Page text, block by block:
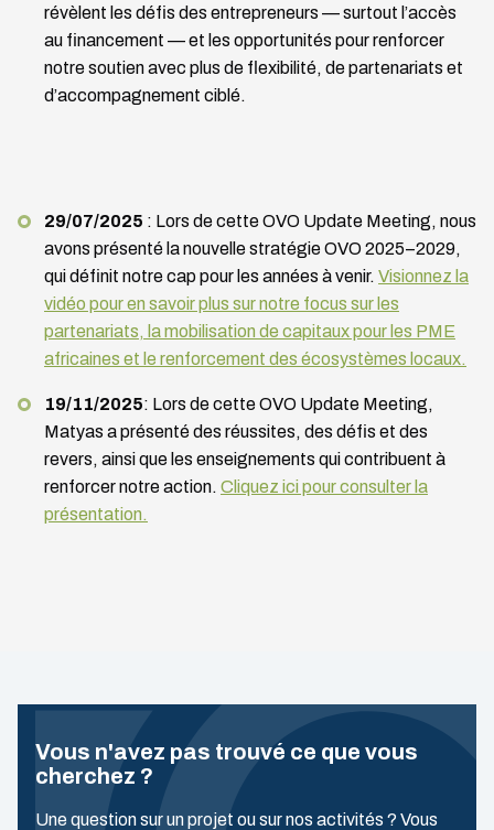
révèlent les défis des entrepreneurs — surtout l’accès
au financement — et les opportunités pour renforcer
notre soutien avec plus de flexibilité, de partenariats et
d’accompagnement ciblé.
29/07/2025 : Lors de cette OVO Update Meeting, nous
avons présenté la nouvelle stratégie OVO 2025–2029,
qui définit notre cap pour les années à venir. Visionnez la
vidéo pour en savoir plus sur notre focus sur les
partenariats, la mobilisation de capitaux pour les PME
africaines et le renforcement des écosystèmes locaux.
19/11/2025: Lors de cette OVO Update Meeting,
Matyas a présenté des réussites, des défis et des
revers, ainsi que les enseignements qui contribuent à
renforcer notre action. Cliquez ici pour consulter la
présentation.
Vous n'avez pas trouvé ce que vous
cherchez ?
Une question sur un projet ou sur nos activités ? Vous